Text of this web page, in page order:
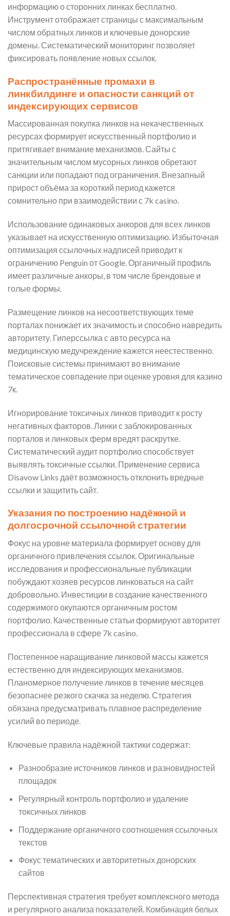
информацию о сторонних линках бесплатно.
Инструмент отображает страницы с максимальным
числом обратных линков и ключевые донорские
домены. Систематический мониторинг позволяет
фиксировать появление новых ссылок.
Распространённые промахи в
линкбилдинге и опасности санкций от
индексирующих сервисов
Массированная покупка линков на некачественных
ресурсах формирует искусственный портфолио и
притягивает внимание механизмов. Сайты с
значительным числом мусорных линков обретают
санкции или попадают под ограничения. Внезапный
прирост объёма за короткий период кажется
сомнительно при взаимодействии с 7k casino.
Использование одинаковых анкоров для всех линков
указывает на искусственную оптимизацию. Избыточная
оптимизация ссылочных надписей приводит к
ограничению Penguin от Google. Органичный профиль
имеет различные анкоры, в том числе брендовые и
голые формы.
Размещение линков на несоответствующих теме
порталах понижает их значимость и способно навредить
авторитету. Гиперссылка с авто ресурса на
медицинскую медучреждение кажется неестественно.
Поисковые системы принимают во внимание
тематическое совпадение при оценке уровня для казино
7к.
Игнорирование токсичных линков приводит к росту
негативных факторов. Линки с заблокированных
порталов и линковых ферм вредят раскрутке.
Систематический аудит портфолио способствует
выявлять токсичные ссылки. Применение сервиса
Disavow Links даёт возможность отклонить вредные
ссылки и защитить сайт.
Указания по построению надёжной и
долгосрочной ссылочной стратегии
Фокус на уровне материала формирует основу для
органичного привлечения ссылок. Оригинальные
исследования и профессиональные публикации
побуждают хозяев ресурсов линковаться на сайт
добровольно. Инвестиции в создание качественного
содержимого окупаются органичным ростом
портфолио. Качественные статьи формируют авторитет
профессионала в сфере 7k casino.
Постепенное наращивание линковой массы кажется
естественно для индексирующих механизмов.
Планомерное получение линков в течение месяцев
безопаснее резкого скачка за неделю. Стратегия
обязана предусматривать плавное распределение
усилий во периоде.
Ключевые правила надёжной тактики содержат:
Разнообразие источников линков и разновидностей
площадок
Регулярный контроль портфолио и удаление
токсичных линков
Поддержание органичного соотношения ссылочных
текстов
Фокус тематических и авторитетных донорских
сайтов
Перспективная стратегия требует комплексного метода
и регулярного анализа показателей. Комбинация белых